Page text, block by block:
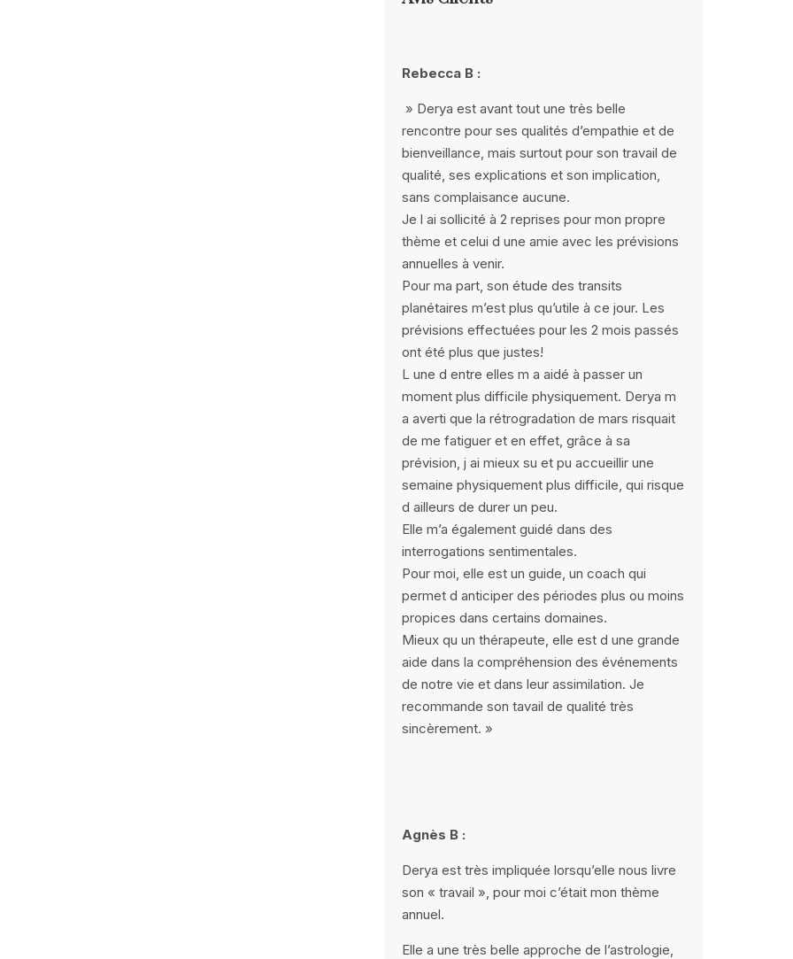
Rebecca B :
» Derya est avant tout une très belle
rencontre pour ses qualités d’empathie et de
bienveillance, mais surtout pour son travail de
qualité, ses explications et son implication,
sans complaisance aucune.
Je l ai sollicité à 2 reprises pour mon propre
thème et celui d une amie avec les prévisions
annuelles à venir.
Pour ma part, son étude des transits
planétaires m’est plus qu’utile à ce jour. Les
prévisions effectuées pour les 2 mois passés
ont été plus que justes!
L une d entre elles m a aidé à passer un
moment plus difficile physiquement. Derya m
a averti que la rétrogradation de mars risquait
de me fatiguer et en effet, grâce à sa
prévision, j ai mieux su et pu accueillir une
semaine physiquement plus difficile, qui risque
d ailleurs de durer un peu.
Elle m’a également guidé dans des
interrogations sentimentales.
Pour moi, elle est un guide, un coach qui
permet d anticiper des périodes plus ou moins
propices dans certains domaines.
Mieux qu un thérapeute, elle est d une grande
aide dans la compréhension des événements
de notre vie et dans leur assimilation. Je
recommande son tavail de qualité très
sincèrement. »
Agnès B :
Derya est très impliquée lorsqu’elle nous livre
son « travail », pour moi c’était mon thème
annuel.
Elle a une très belle approche de l’astrologie,